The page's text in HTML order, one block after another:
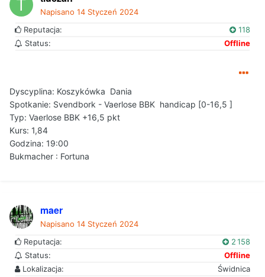
Napisano 14 Styczeń 2024
Reputacja:
118
Status:
Offline
Dyscyplina: Koszykówka Dania
Spotkanie: Svendbork - Vaerlose BBK handicap [0-16,5 ]
Typ: Vaerlose BBK +16,5 pkt
Kurs: 1,84
Godzina: 19:00
Bukmacher : Fortuna
maer
Napisano 14 Styczeń 2024
Reputacja:
2 158
Status:
Offline
Lokalizacja:
Świdnica